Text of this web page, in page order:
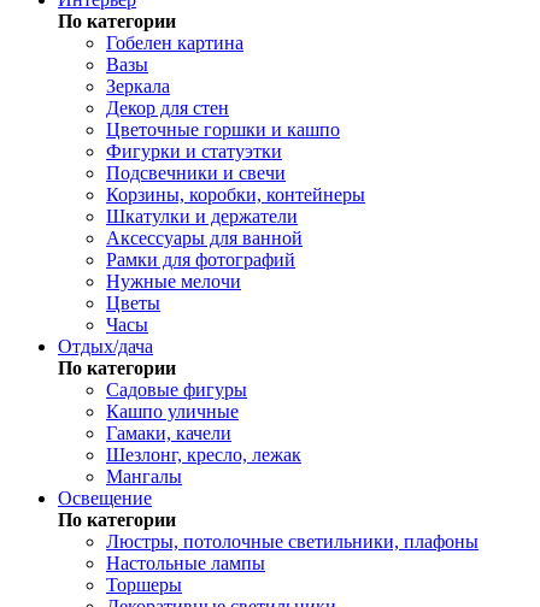
По категории
Гобелен картина
Вазы
Зеркала
Декор для стен
Цветочные горшки и кашпо
Фигурки и статуэтки
Подсвечники и свечи
Корзины, коробки, контейнеры
Шкатулки и держатели
Аксессуары для ванной
Рамки для фотографий
Нужные мелочи
Цветы
Часы
Отдых/дача
По категории
Садовые фигуры
Кашпо уличные
Гамаки, качели
Шезлонг, кресло, лежак
Мангалы
Освещение
По категории
Люстры, потолочные светильники, плафоны
Настольные лампы
Торшеры